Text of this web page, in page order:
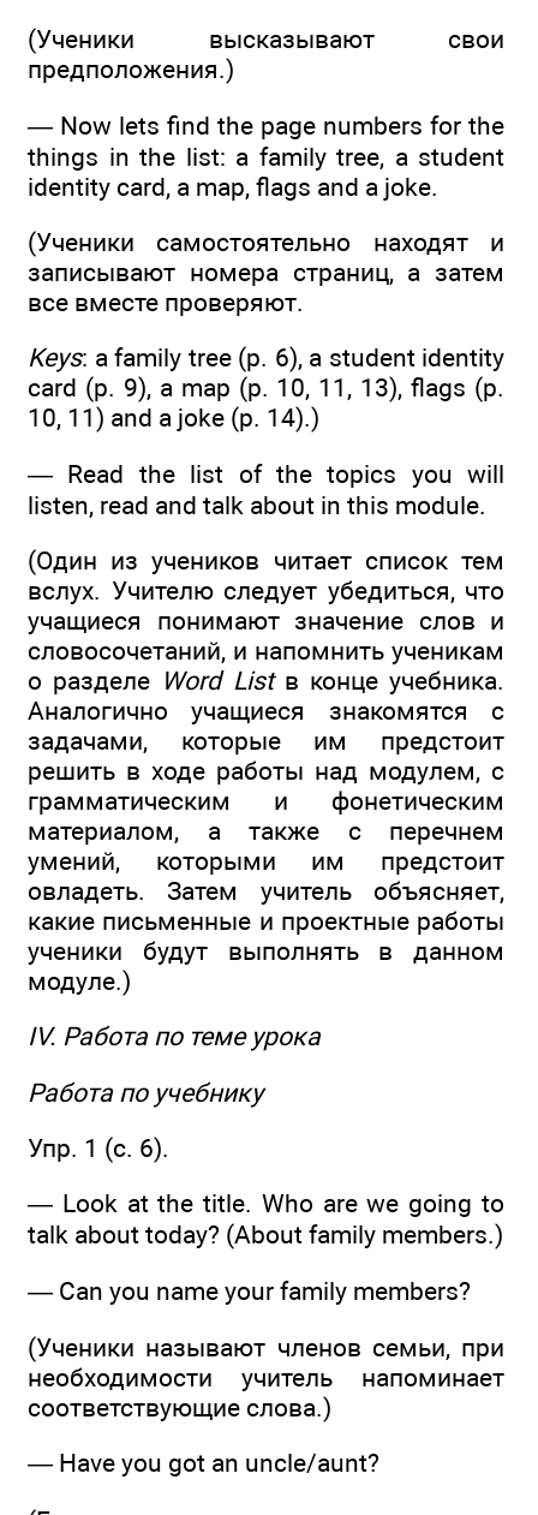
(Ученики высказывают свои
предположения.)
— Now lets find the page numbers for the
things in the list: a family tree, a student
identity card, a map, flags and a joke.
(Ученики самостоятельно находят и
записывают номера страниц, а затем
все вместе проверяют.
Keys: a family tree (р. 6), a student identity
card (р. 9), a map (р. 10, 11, 13), flags (р.
10, 11) and a joke (р. 14).)
— Read the list of the topics you will
listen, read and talk about in this module.
(Один из учеников читает список тем
вслух. Учителю следует убедиться, что
учащиеся понимают значение слов и
словосочетаний, и напомнить ученикам
о разделе Word Listв конце учебника.
Аналогично учащиеся знакомятся с
задачами, которые им предстоит
решить в ходе работы над модулем, с
грамматическим и фонетическим
материалом, а также с перечнем
умений, которыми им предстоит
овладеть. Затем учитель объясняет,
какие письменные и проектные работы
ученики будут выполнять в данном
модуле.)
IV. Работа по теме урока
Работа по учебнику
Упр. 1 (с. 6).
— Look at the title. Who are we going to
talk about today? (About family members.)
— Can you name your family members?
(Ученики называют членов семьи, при
необходимости учитель напоминает
соответствующие слова.)
— Have you got an uncle/aunt?